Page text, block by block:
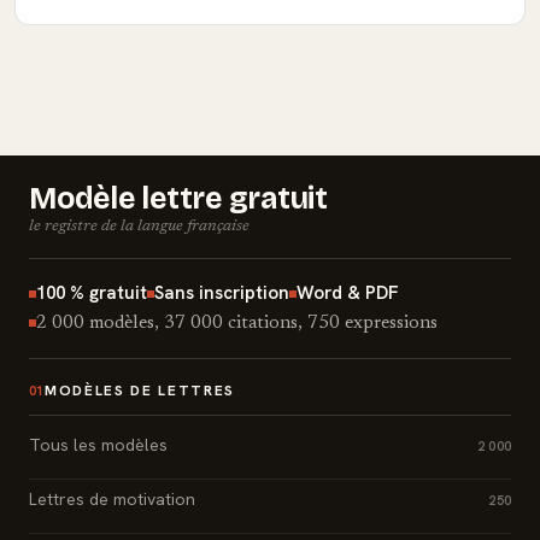
Modèle lettre gratuit
le registre de la langue française
100 % gratuit Sans inscription Word & PDF
2 000 modèles, 37 000 citations, 750 expressions
01 MODÈLES DE LETTRES
Tous les modèles 2 000
Lettres de motivation 250